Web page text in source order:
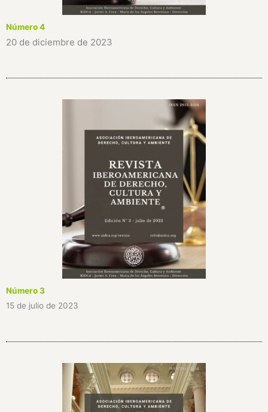
Número 4
20 de diciembre de 2023
Número 3
15 de julio de 2023